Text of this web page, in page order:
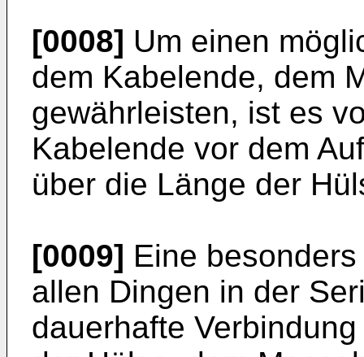
[0008] Um einen
dem Kabelende, dem
gewährleisten, ist es
Kabelende vor dem
über die Länge der
[0009] Eine
allen Dingen in der
dauerhafte